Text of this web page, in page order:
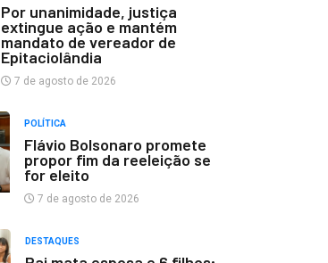
Por unanimidade, justiça
extingue ação e mantém
mandato de vereador de
Epitaciolândia
7 de agosto de 2026
POLÍTICA
Flávio Bolsonaro promete
propor fim da reeleição se
for eleito
7 de agosto de 2026
DESTAQUES